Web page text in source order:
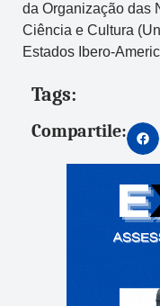
da Organização das
Ciência e Cultura
Estados Ibero-
Tags:
Compartile: